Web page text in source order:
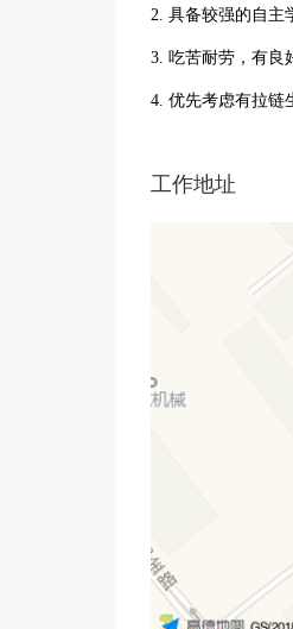
2. 具备较强的自主
3. 吃苦耐劳，有良
4. 优先考虑有拉链
工作地址